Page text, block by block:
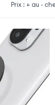
Prix : + au -